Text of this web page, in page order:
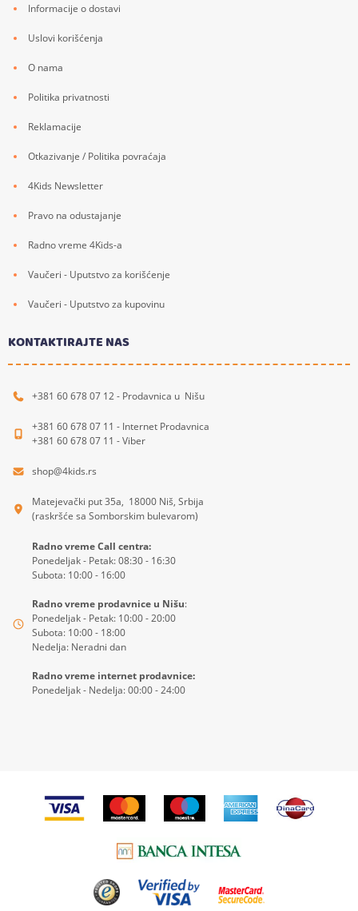
Informacije o dostavi
Uslovi korišćenja
O nama
Politika privatnosti
Reklamacije
Otkazivanje / Politika povraćaja
4Kids Newsletter
Pravo na odustajanje
Radno vreme 4Kids-a
Vaučeri - Uputstvo za korišćenje
Vaučeri - Uputstvo za kupovinu
KONTAKTIRAJTE NAS
+381 60 678 07 12 - Prodavnica u Nišu
+381 60 678 07 11 - Internet Prodavnica
+381 60 678 07 11 - Viber
shop@4kids.rs
Matejevački put 35a, 18000 Niš, Srbija
(raskršće sa Somborskim bulevarom)
Radno vreme Call centra:
Ponedeljak - Petak: 08:30 - 16:30
Subota: 10:00 - 16:00
Radno vreme prodavnice u Nišu:
Ponedeljak - Petak: 10:00 - 20:00
Subota: 10:00 - 18:00
Nedelja: Neradni dan
Radno vreme internet prodavnice:
Ponedeljak - Nedelja: 00:00 - 24:00